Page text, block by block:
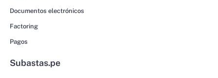
Documentos electrónicos
Factoring
Pagos
Subastas.pe